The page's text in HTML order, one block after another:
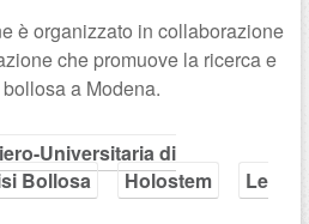
è organizzato in collaborazione
che promuove la ricerca e
a Modena.
Universitaria di
Bollosa Holostem
Le